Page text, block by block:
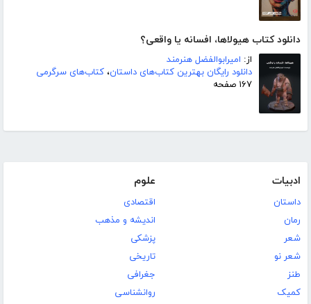
دانلود کتاب هیولاها، افسانه یا واقعی؟
از: امیرابوالفضل هنرمند
دانلود رایگان بهترین کتاب‌های داستان، کتاب‌های سرگرمی
۱۶۷ صفحه
ادبیات
داستان
رمان
شعر
شعر نو
طنز
کمیک
علوم
اقتصادی
اندیشه و مذهب
پزشکی
تاریخی
جغرافی
روانشناسی